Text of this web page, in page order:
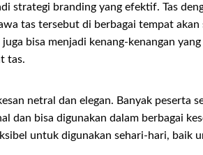
strategi branding yang efektif. Tas
tas tersebut di berbagai tempat akan
bisa menjadi kenang-kenangan
tas.
netral dan elegan. Banyak peserta
dan bisa digunakan dalam berbagai
untuk digunakan sehari-hari, baik